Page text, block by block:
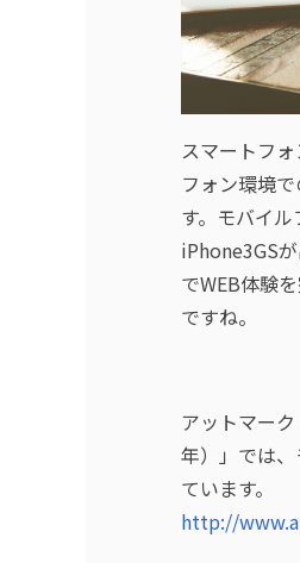
スマートフ
フォン環境
す。モバイ
iPhone3GS
でWEB体験
ですね。
アットマー
年）」では
ています。
http://